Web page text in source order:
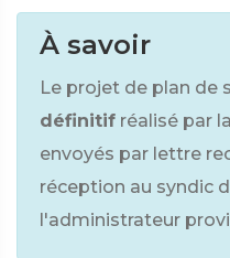
À savoir
Le projet de plan de
définitif réalisé par
envoyés par lettre
réception au syndic
l'administrateur